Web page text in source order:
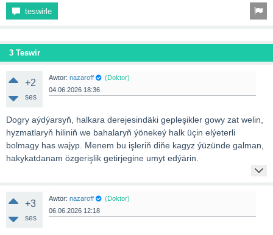
teswirle
3 Teswir
+2
ses
Awtor: nazaroff
(Doktor)
04.06.2026 18:36
Dogry aýdýarsyň, halkara derejesindäki gepleşikler gowy zat welin,
hyzmatlaryň hiliniň we bahalaryň ýönekeý halk üçin elýeterli
bolmagy has wajyp. Menem bu işleriň diňe kagyz ýüzünde galman,
hakykatdanam özgerişlik getirjegine umyt edýärin.
+3
ses
Awtor: nazaroff
(Doktor)
06.06.2026 12:18